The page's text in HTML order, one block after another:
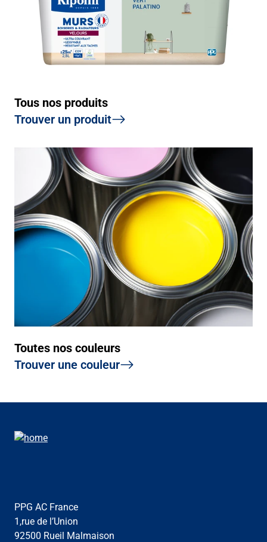
Tous nos produits
Trouver un produit
Toutes nos couleurs
Trouver une couleur
PPG AC France
1,rue de l’Union
92500 Rueil Malmaison